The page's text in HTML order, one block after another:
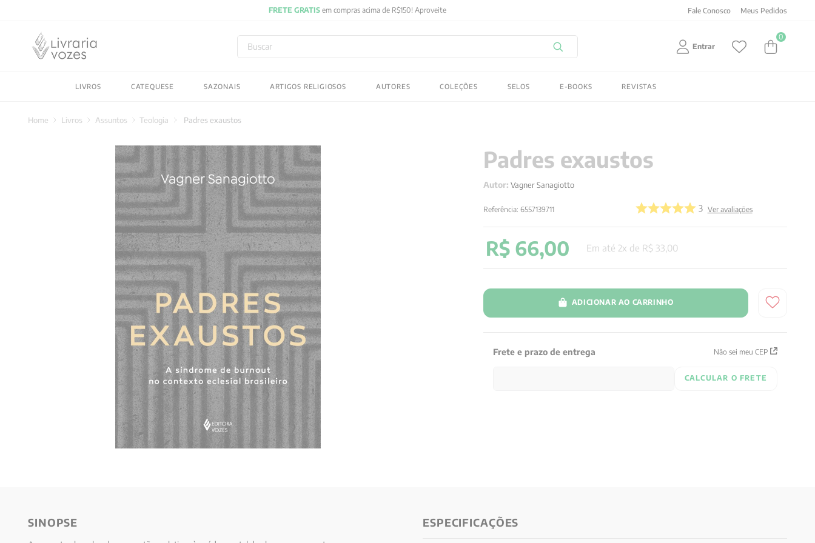
FRETE GRATIS em compras acima de R$150! Aproveite Fale Conosco Meus Pedidos
Buscar
Entrar
0
LIVROS CATEQUESE SAZONAIS ARTIGOS RELIGIOSOS AUTORES COLEÇÕES SELOS E-BOOKS REVISTAS
Livros Assuntos Teologia Padres exaustos
Padres exaustos
Autor: Vagner Sanagiotto
Referência:6557139711 3 Ver avaliações
R$ 66,00 Em até2x de R$ 33 00
ADICIONAR AO CARRINHO
Frete e prazo de entrega Não sei meu CEP
CALCULAR O FRETE
SINOPSE ESPECIFICAÇÕES
2027
4 jung
5º byung chul han
pré venda
biblia
8º santo agostinho
9º anselm grun
10 º verena kast